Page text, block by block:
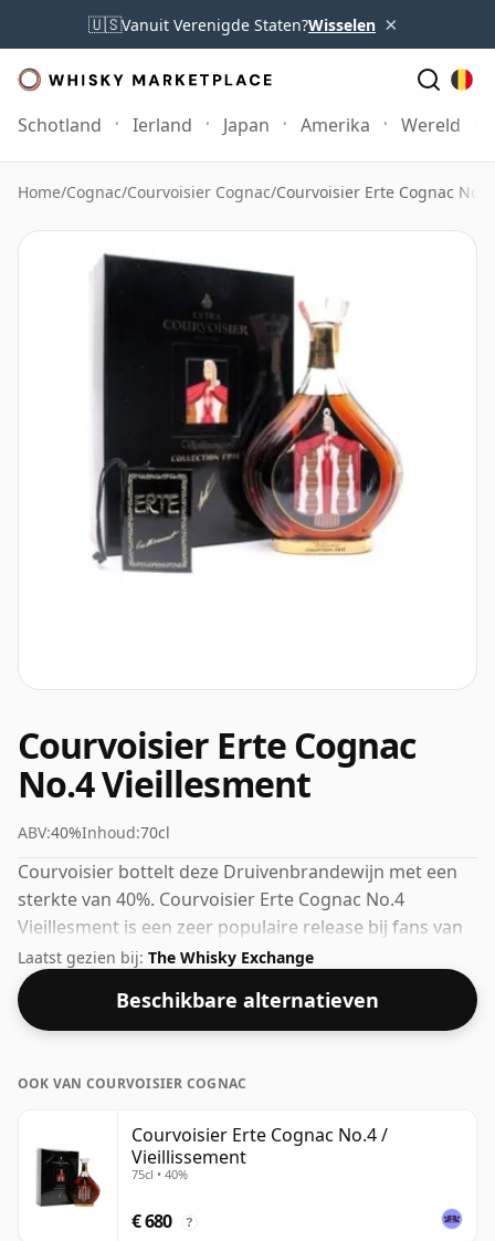
🇺🇸Vanuit Verenigde Staten?Wisselen ×
Schotland Ierland Japan Amerika Wereld
Home/Cognac/Courvoisier Cognac/Courvoisier Erte Cognac
Courvoisier Erte Cognac
No.4 Vieillesment
ABV:40%Inhoud:70cl
Courvoisier bottelt deze Druivenbrandewijn met een
sterkte van 40%. Courvoisier Erte Cognac No.4
Vieillesment is een zeer populaire release bij fans van
Prestige Cognac.
Laatst gezien bij: The Whisky Exchange
Beschikbare alternatieven
OOK VAN COURVOISIER COGNAC
Courvoisier Erte Cognac No.4 /
Vieillissement
75cl • 40%
€ 680 ?